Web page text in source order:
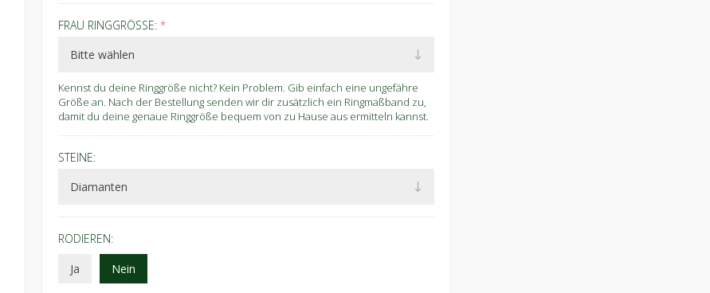
FRAU RINGGRÖSSE: *
Kennst du deine Ringgröße nicht? Kein Problem. Gib einfach eine ungefähre
Größe an. Nach der Bestellung senden wir dir zusätzlich ein Ringmaßband zu,
damit du deine genaue Ringgröße bequem von zu Hause aus ermitteln kannst.
STEINE:
RODIEREN:
Ja
Nein